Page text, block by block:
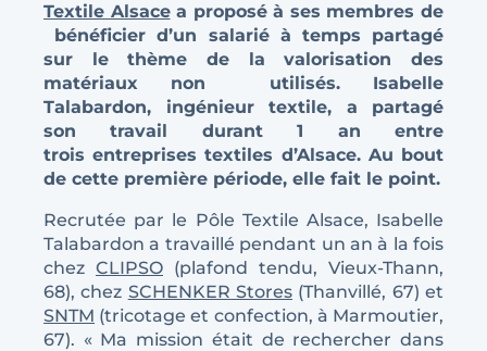
Textile Alsacea proposé à ses membres de
bénéficier d’un salarié à temps partagé
sur le thème de la valorisation des
matériaux non utilisés. Isabelle
Talabardon, ingénieur textile, a partagé
son travail durant 1 an entre
troisentreprises textiles d’Alsace. Au bout
de cette première période, elle fait le point.
Recrutée par le Pôle Textile Alsace, Isabelle
Talabardon a travaillé pendant un an à la fois
chez CLIPSO (plafond tendu, Vieux-Thann,
68), chez SCHENKER Stores (Thanvillé, 67) et
SNTM (tricotage et confection, à Marmoutier,
67). « Ma mission était de rechercher dans